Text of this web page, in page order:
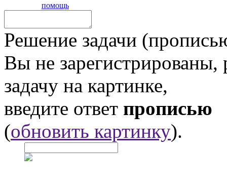
помощь
Решение задачи
Вы не
задачу на картинке,
введите ответ прописью
(обновить картинку).